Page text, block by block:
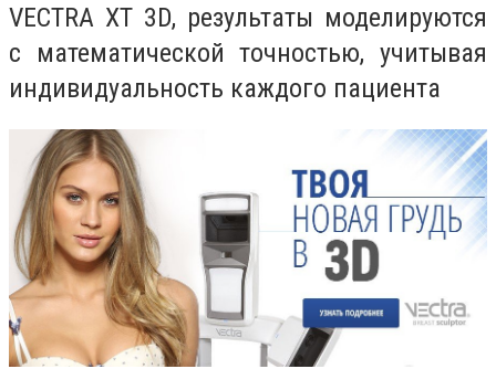
VECTRA XT 3D, результаты моделируются
с математической точностью, учитывая
индивидуальность каждого пациента